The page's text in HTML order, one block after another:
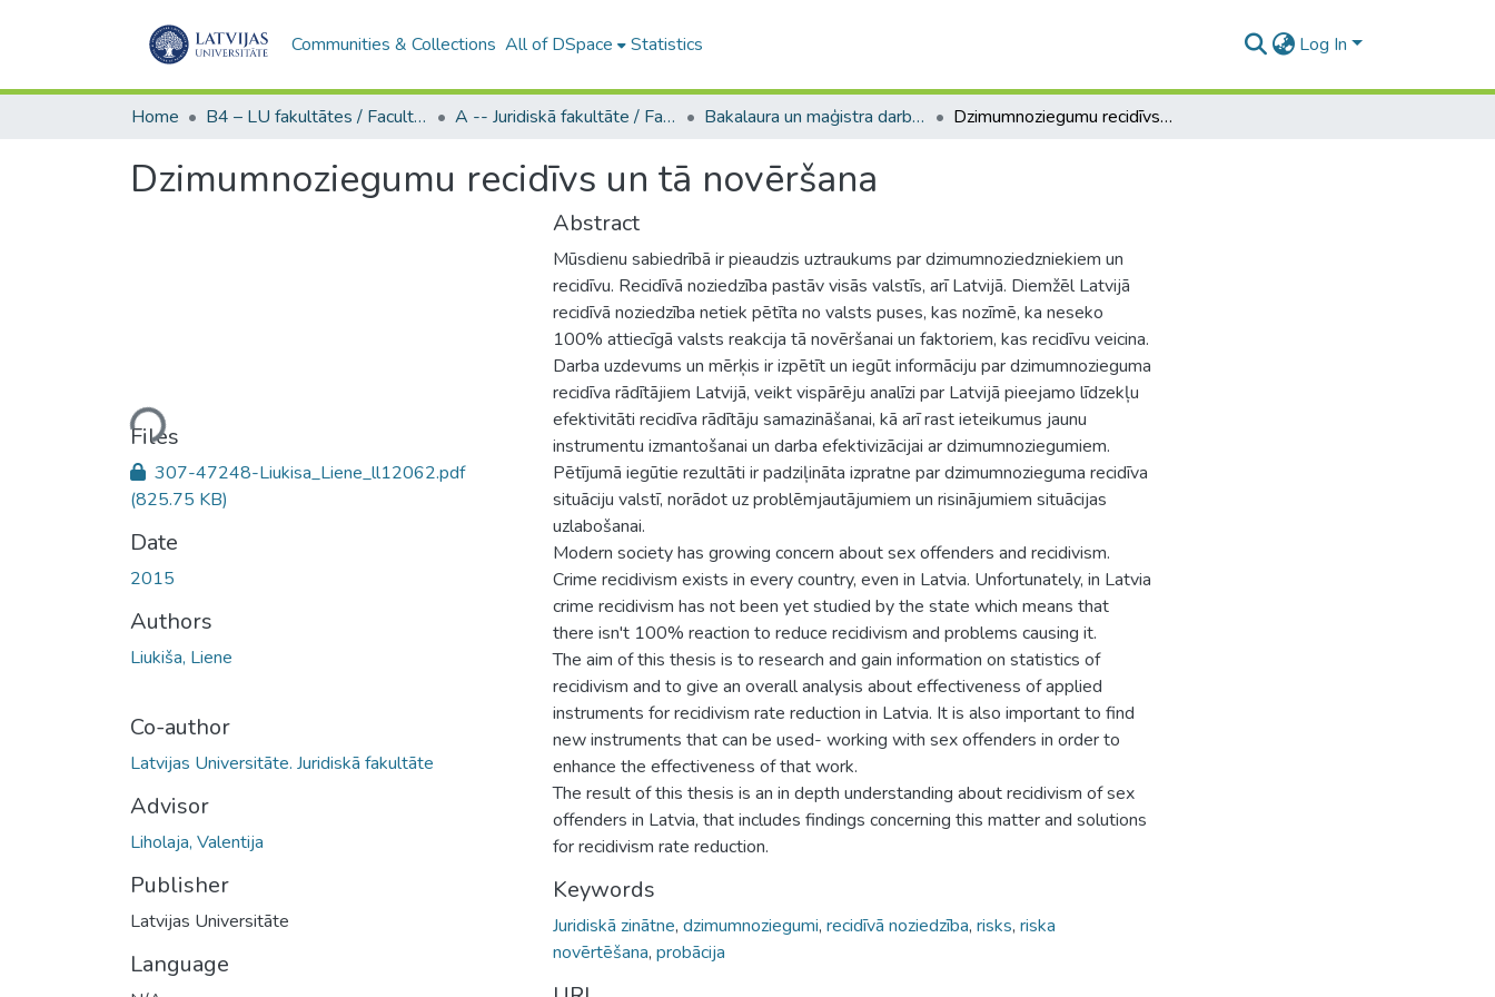
Communities & Collections All of DSpace Statistics Log In
Home B4 – LU fakultātes / Faculties of the UL A -- Juridiskā fakultāte / Faculty of Law Bakalaura un maģistra darbi (JF) / Bachelor's and Master's theses Dzimumnoziegumu recidīvs un tā novēršana
Dzimumnoziegumu recidīvs un tā novēršana
Loading...
Files
307-47248-Liukisa_Liene_ll12062.pdf
(825.75 KB)
Date
2015
Authors
Liukiša, Liene
Co-author
Latvijas Universitāte. Juridiskā fakultāte
Advisor
Liholaja, Valentija
Publisher
Latvijas Universitāte
Language
Abstract
Mūsdienu sabiedrībā ir pieaudzis uztraukums par dzimumnoziedzniekiem un
recidīvu. Recidīvā noziedzība pastāv visās valstīs, arī Latvijā. Diemžēl Latvijā
recidīvā noziedzība netiek pētīta no valsts puses, kas nozīmē, ka neseko
100% attiecīgā valsts reakcija tā novēršanai un faktoriem, kas recidīvu veicina.
Darba uzdevums un mērķis ir izpētīt un iegūt informāciju par dzimumnozieguma
recidīva rādītājiem Latvijā, veikt vispārēju analīzi par Latvijā pieejamo līdzekļu
efektivitāti recidīva rādītāju samazināšanai, kā arī rast ieteikumus jaunu
instrumentu izmantošanai un darba efektivizācijai ar dzimumnoziegumiem.
Pētījumā iegūtie rezultāti ir padziļināta izpratne par dzimumnozieguma recidīva
situāciju valstī, norādot uz problēmjautājumiem un risinājumiem situācijas
uzlabošanai.
Modern society has growing concern about sex offenders and recidivism.
Crime recidivism exists in every country, even in Latvia. Unfortunately, in Latvia
crime recidivism has not been yet studied by the state which means that
there isn't 100% reaction to reduce recidivism and problems causing it.
The aim of this thesis is to research and gain information on statistics of
recidivism and to give an overall analysis about effectiveness of applied
instruments for recidivism rate reduction in Latvia. It is also important to find
new instruments that can be used- working with sex offenders in order to
enhance the effectiveness of that work.
The result of this thesis is an in depth understanding about recidivism of sex
offenders in Latvia, that includes findings concerning this matter and solutions
for recidivism rate reduction.
Keywords
Juridiskā zinātne, dzimumnoziegumi, recidīvā noziedzība, risks, riska
novērtēšana, probācija